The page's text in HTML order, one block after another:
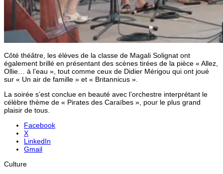
Côté théâtre, les élèves de la classe de Magali Solignat ont
également brillé en présentant des scènes tirées de la pièce « Allez,
Ollie… à l’eau », tout comme ceux de Didier Mérigou qui ont joué
sur « Un air de famille » et « Britannicus ».
La soirée s’est conclue en beauté avec l’orchestre interprétant le
célèbre thème de « Pirates des Caraïbes », pour le plus grand
plaisir de tous.
Facebook
X
LinkedIn
Gmail
Culture